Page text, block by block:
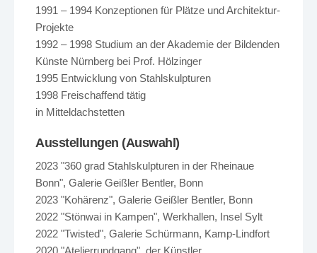
1991 – 1994 Konzeptionen für Plätze und Architektur-
Projekte
1992 – 1998 Studium an der Akademie der Bildenden
Künste Nürnberg bei Prof. Hölzinger
1995 Entwicklung von Stahlskulpturen
1998 Freischaffend tätig
in Mitteldachstetten
Ausstellungen (Auswahl)
2023 "360 grad Stahlskulpturen in der Rheinaue
Bonn", Galerie Geißler Bentler, Bonn
2023 "Kohärenz", Galerie Geißler Bentler, Bonn
2022 "Stönwai in Kampen", Werkhallen, Insel Sylt
2022 "Twisted", Galerie Schürmann, Kamp-Lindfort
2020 "Atelierrundgang", der Künstler,